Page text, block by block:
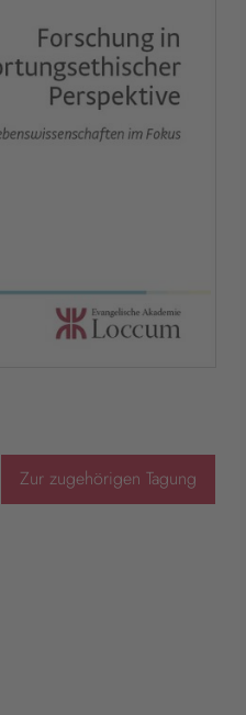
Zur zugehörigen Tagung